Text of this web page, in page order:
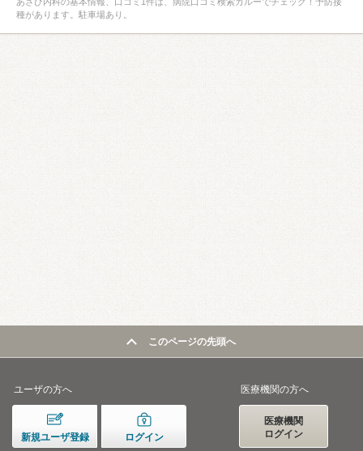
種があります。駐車場あり。
このページの先頭へ
ユーザの方へ
新規ユーザ登録 ログイン
医療機関の方へ
医療機関
ログイン